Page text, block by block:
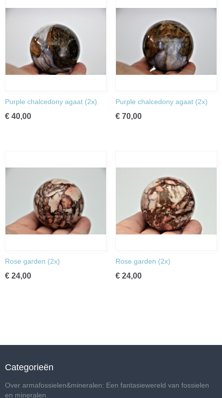
Purple chalcedony agaat (2x)
€ 40,00
Purple chalcedony agaat (2x)
€ 70,00
Rose garden (2x)
€ 24,00
Rose garden (2x)
€ 24,00
Categorieën
Over armafossielen&mineralen: Een fantasiewereld van fossielen
en mineralen